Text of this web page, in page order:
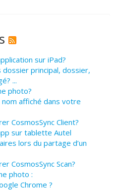
sur iPad?
principal, dossier,
...
photo?
affiché dans votre
CosmosSync Client?
sur tablette Autel
lors du partage d’un
CosmosSync Scan?
photo :
Chrome ?